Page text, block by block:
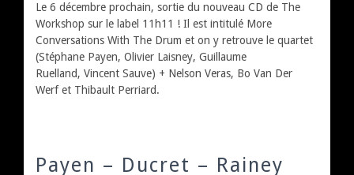
Le 6 décembre prochain, sortie du nouveau CD de The
Workshop sur le label 11h11 ! Il est intitulé More
Conversations With The Drum et on y retrouve le quartet
(Stéphane Payen, Olivier Laisney, Guillaume
Ruelland, Vincent Sauve) + Nelson Veras, Bo Van Der
Werf et Thibault Perriard.
Payen – Ducret – Rainey